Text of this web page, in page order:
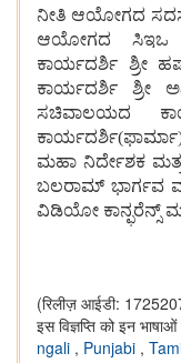
ನೀತಿ ಆಯೋಗದ
ಆಯೋಗದ
ಸಿಇಒ
ಕಾರ್ಯದರ್ಶಿ ಶ್ರೀ
ಕಾರ್ಯದರ್ಶಿ
ಶ್ರೀ
ಸಚಿವಾಲಯದ
ಕಾರ್ಯದರ್ಶಿ(ಫಾರ್ಮಾ
ಮಹಾ ನಿರ್ದೇಶಕ
ಬಲರಾಮ್ ಭಾರ್ಗವ
ವಿಡಿಯೋ ಕಾನ್ಫರೆನ್ಸ್
(रिलीज़ आईडी:
इस विज्ञप्ति को इन
ngali , Punjabi ,